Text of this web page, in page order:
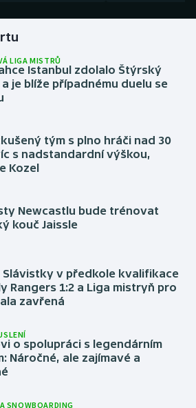
LIGA MISTRŮ
Istanbul zdolalo Štýrský
je blíže případnému duelu se
tým s plno hráči nad 30
s nadstandardní výškou,
Kozel
Newcastlu bude trénovat
kouč Jaissle
Slávistky v předkole kvalifikace
Rangers 1:2 a Liga mistryň pro
zavřená
o spolupráci s legendárním
Náročné, ale zajímavé a
SNOWBOARDING